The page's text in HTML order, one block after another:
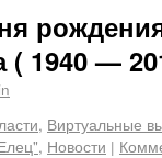
1940 —
, Виртуальные
, Новости |